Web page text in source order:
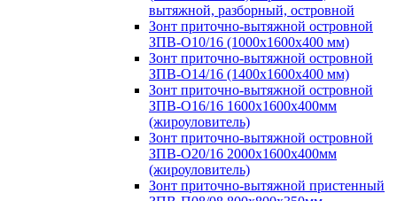
вытяжной, разборный, островной
Зонт приточно-вытяжной островной
ЗПВ-О10/16 (1000х1600х400 мм)
Зонт приточно-вытяжной островной
ЗПВ-О14/16 (1400х1600х400 мм)
Зонт приточно-вытяжной островной
ЗПВ-О16/16 1600х1600х400мм
(жироуловитель)
Зонт приточно-вытяжной островной
ЗПВ-О20/16 2000х1600х400мм
(жироуловитель)
Зонт приточно-вытяжной пристенный